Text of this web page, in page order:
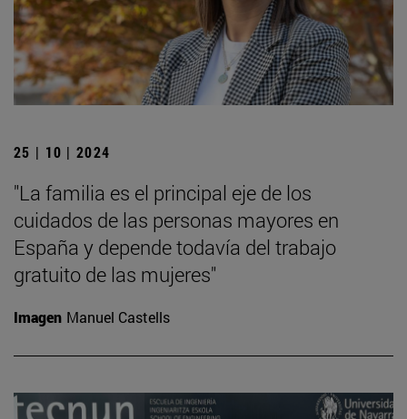
25 | 10 | 2024
"La familia es el principal eje de los
cuidados de las personas mayores en
España y depende todavía del trabajo
gratuito de las mujeres"
Imagen Manuel Castells